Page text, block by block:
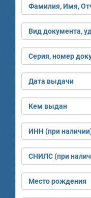
Фамилия, Имя,
Вид документа,
Серия, номер
Дата выдачи
Кем выдан
ИНН (при
СНИЛС (при
Место рождения